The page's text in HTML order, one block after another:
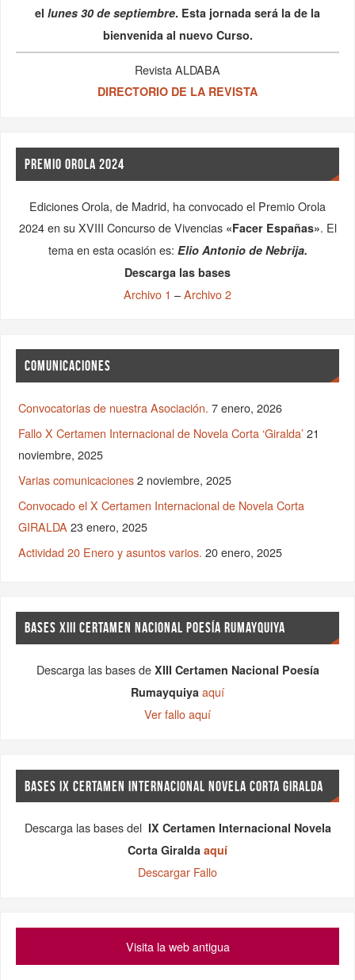
el lunes 30 de septiembre. Esta jornada será la de la
bienvenida al nuevo Curso.
Revista ALDABA
DIRECTORIO DE LA REVISTA
PREMIO OROLA 2024
Ediciones Orola, de Madrid, ha convocado el Premio Orola
2024 en su XVIII Concurso de Vivencias «Facer Españas». El
tema en esta ocasión es: Elio Antonio de Nebrija.
Descarga las bases
Archivo 1 –Archivo 2
COMUNICACIONES
Convocatorias de nuestra Asociación. 7 enero, 2026
Fallo X Certamen Internacional de Novela Corta ‘Giralda’ 21
noviembre, 2025
Varias comunicaciones 2 noviembre, 2025
Convocado el X Certamen Internacional de Novela Corta
GIRALDA 23 enero, 2025
Actividad 20 Enero y asuntos varios. 20 enero, 2025
BASES XIII CERTAMEN NACIONAL POESÍA RUMAYQUIYA
Descarga las bases de XIII Certamen Nacional Poesía
Rumayquiya aquí
Ver fallo aquí
BASES IX CERTAMEN INTERNACIONAL NOVELA CORTA GIRALDA
Descarga las bases del IX Certamen Internacional Novela
Corta Giralda aquí
Descargar Fallo
Visita la web antigua